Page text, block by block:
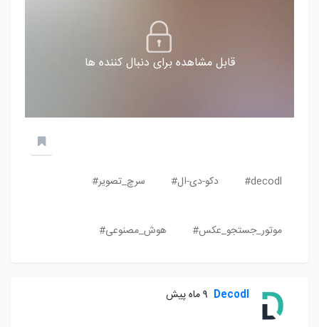
قابل مشاهده برای دنبال کننده ها
decodl# دکو-دی-ال# سرچ_تصویر#
موتور_جستجو_عکس# هوش_مصنوعی#
Decodl 9 ماه پیش